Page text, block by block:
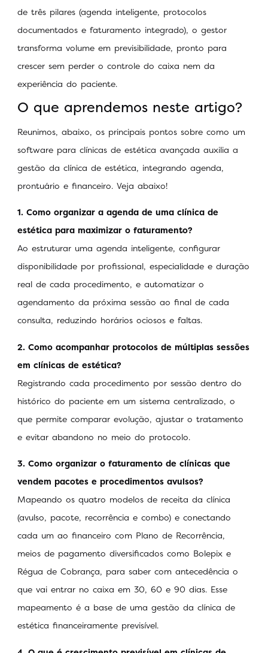
de três pilares (agenda inteligente, protocolos
documentados e faturamento integrado), o gestor
transforma volume em previsibilidade, pronto para
crescer sem perder o controle do caixa nem da
experiência do paciente.
O que aprendemos neste artigo?
Reunimos, abaixo, os principais pontos sobre como um
software para clínicas de estética avançada auxilia a
gestão da clínica de estética, integrando agenda,
prontuário e financeiro. Veja abaixo!
1. Como organizar a agenda de uma clínica de
estética para maximizar o faturamento?
Ao estruturar uma agenda inteligente, configurar
disponibilidade por profissional, especialidade e duração
real de cada procedimento, e automatizar o
agendamento da próxima sessão ao final de cada
consulta, reduzindo horários ociosos e faltas.
2. Como acompanhar protocolos de múltiplas sessões
em clínicas de estética?
Registrando cada procedimento por sessão dentro do
histórico do paciente em um sistema centralizado, o
que permite comparar evolução, ajustar o tratamento
e evitar abandono no meio do protocolo.
3. Como organizar o faturamento de clínicas que
vendem pacotes e procedimentos avulsos?
Mapeando os quatro modelos de receita da clínica
(avulso, pacote, recorrência e combo) e conectando
cada um ao financeiro com Plano de Recorrência,
meios de pagamento diversificados como Bolepix e
Régua de Cobrança, para saber com antecedência o
que vai entrar no caixa em 30, 60 e 90 dias. Esse
mapeamento é a base de uma gestão da clínica de
estética financeiramente previsível.